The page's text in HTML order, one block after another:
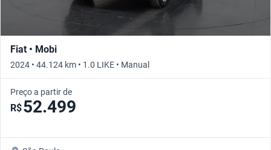
Fiat • Mobi
2024 • 44.124 km • 1.0 LIKE • Manual
Preço a partir de
R$52.499